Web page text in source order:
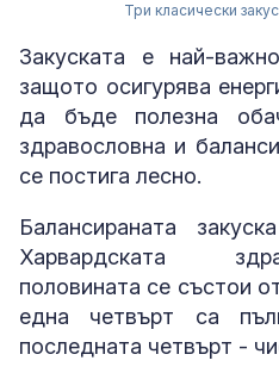
Три класически
Закуската е най-
защото осигурява
да бъде полезна
здравословна и
се постига лесно.
Балансираната
Харвардската
половината се състои
една четвърт са
последната четвърт -